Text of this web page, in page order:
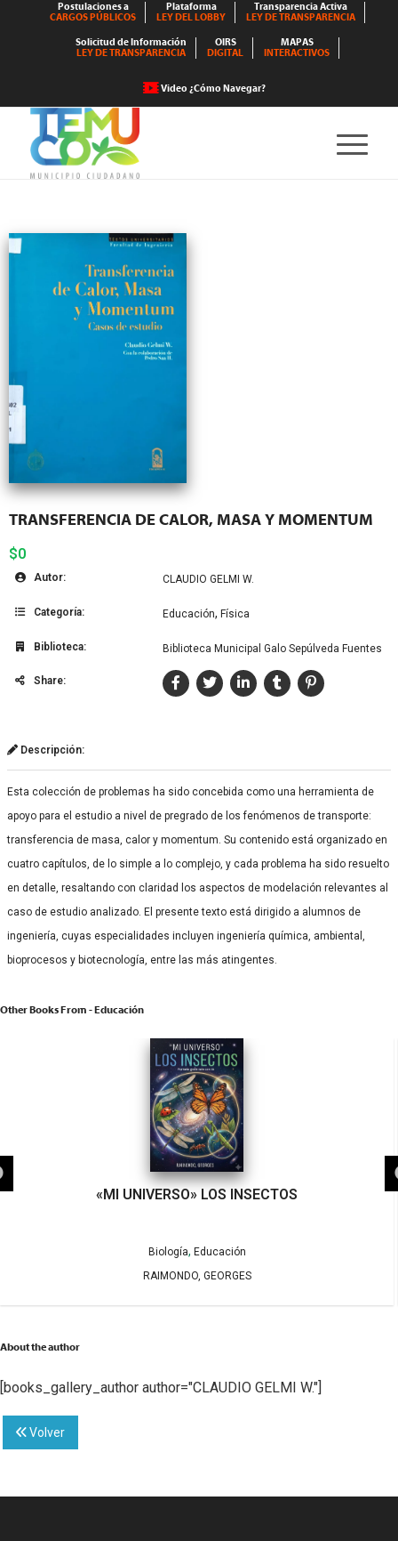
Postulaciones a
CARGOS PÚBLICOS
Plataforma
LEY DEL LOBBY
Transparencia Activa
LEY DE TRANSPARENCIA
Solicitud de Información
LEY DE TRANSPARENCIA
OIRS
DIGITAL
MAPAS
INTERACTIVOS
Video ¿Cómo Navegar?
TRANSFERENCIA DE CALOR, MASA Y MOMENTUM
$0
Autor: CLAUDIO GELMI W.
Categoría: Educación, Física
Biblioteca: Biblioteca Municipal Galo Sepúlveda Fuentes
Share:
Descripción:
Esta colección de problemas ha sido concebida como una herramienta de
apoyo para el estudio a nivel de pregrado de los fenómenos de transporte:
transferencia de masa, calor y momentum. Su contenido está organizado en
cuatro capítulos, de lo simple a lo complejo, y cada problema ha sido resuelto
en detalle, resaltando con claridad los aspectos de modelación relevantes al
caso de estudio analizado. El presente texto está dirigido a alumnos de
ingeniería, cuyas especialidades incluyen ingeniería química, ambiental,
bioprocesos y biotecnología, entre las más atingentes.
Other Books From - Educación
«MI UNIVERSO» LOS INSECTOS
Biología, Educación
RAIMONDO, GEORGES
About the author
[books_gallery_author author="CLAUDIO GELMI W."]
Volver